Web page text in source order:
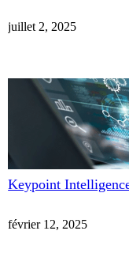
juillet 2, 2025
Keypoint
février 12, 2025